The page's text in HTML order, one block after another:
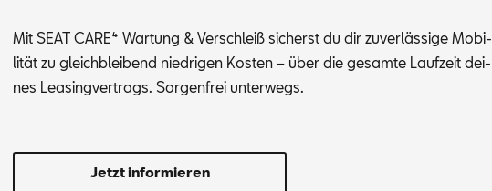
Mit SEAT CA­RE⁴ War­tung & Ver­schleiß si­cherst du dir zu­ver­läs­si­ge Mo­bi­
li­tät zu gleich­blei­bend nied­ri­gen Kos­ten – über die ge­sam­te Lauf­zeit dei­
nes Lea­sing­ver­trags. Sor­gen­frei un­ter­wegs.
Jetzt informieren